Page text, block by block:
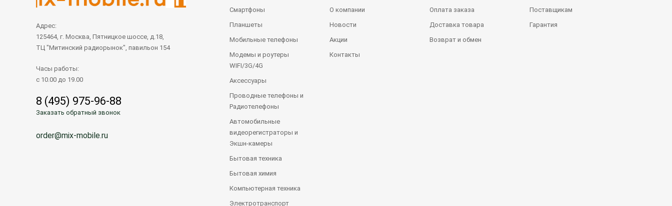
Адрес:
125464, г. Москва, Пятницкое шоссе, д.18,
ТЦ "Митинский радиорынок", павильон 154
Часы работы:
с 10.00 до 19.00
8 (495) 975-96-88
Заказать обратный звонок
order@mix-mobile.ru
Смартфоны
Планшеты
Мобильные телефоны
Модемы и роутеры
WIFI/3G/4G
Аксессуары
Проводные телефоны и
Радиотелефоны
Автомобильные
видеорегистраторы и
Экшн-камеры
Бытовая техника
Бытовая химия
Компьютерная техника
Электротранспорт
О компании
Новости
Акции
Контакты
Оплата заказа
Доставка товара
Возврат и обмен
Поставщикам
Гарантия